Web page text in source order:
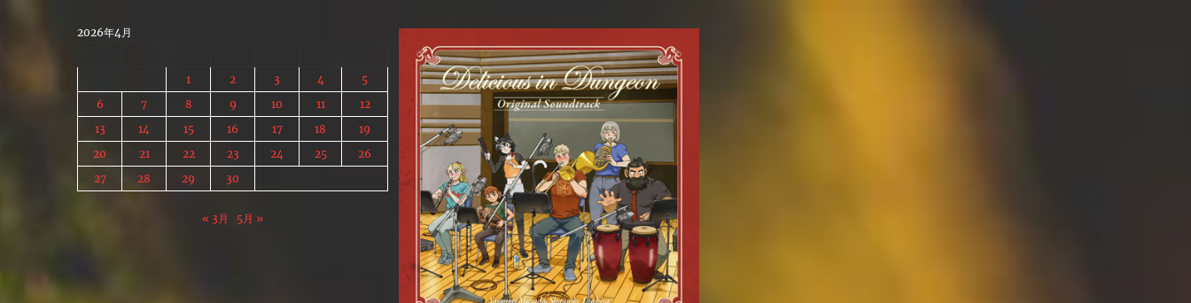
2026年4月
1
2 3 4
5
6
7 8 9 10 11
12
13
14 15 16 17 18
19
20
21 22 23 24 25
26
27
28 29 30
« 3月 5月 »